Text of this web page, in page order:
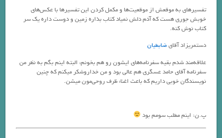
تفسیرهای به موقعش از موقعیت‌ها و مکمل کردن این تفسیرها با عکس‌های
خوبش جوری هست که آدم دلش نمیاد کتاب بذاره زمین و دوست داره یک سر
کتاب نوش کنه.
دستمریزاد آقایضابطیان
علاقه‌مند شدم بقیه سفرنامه‌های ایشون رو هم بخونم، البته اینم بگم به نظر من
سفرنامه آقای حامد عسگری هم عالی بود و من خداروشکر میکنم که چنین
نویسندگان خوبی داریم که باعث اغناء ظرف روحی‌مون میشن.
پ.ن: اینم مطلب سومم بود